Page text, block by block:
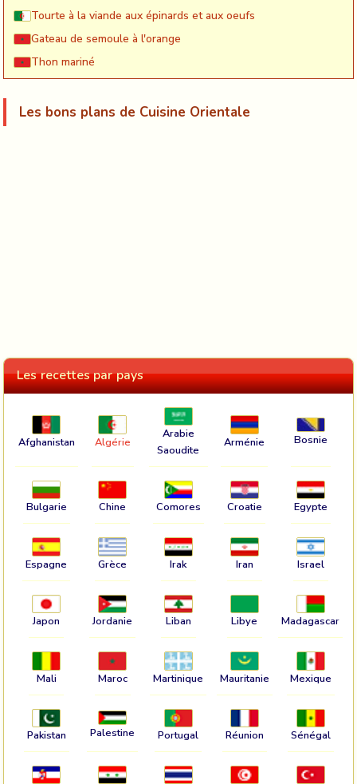
Tourte à la viande aux épinards et aux oeufs
Gateau de semoule à l'orange
Thon mariné
Les bons plans de Cuisine Orientale
Les recettes par pays
Afghanistan Algérie
Arabie
Saoudite
Arménie Bosnie
Bulgarie Chine Comores Croatie Egypte
Espagne Grèce Irak Iran Israel
Japon Jordanie Liban Libye Madagascar
Mali Maroc Martinique Mauritanie Mexique
Pakistan Palestine Portugal Réunion Sénégal